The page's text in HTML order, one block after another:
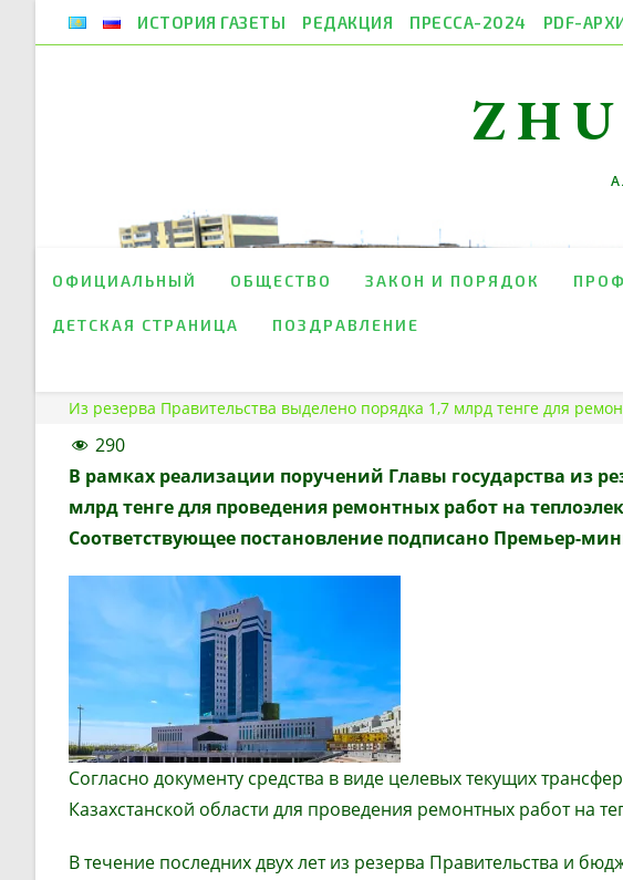
ИСТОРИЯ ГАЗЕТЫ РЕДАКЦИЯ ПРЕССА-2024 PDF-
ОФИЦИАЛЬНЫЙ ОБЩЕСТВО ЗАКОН И ПОРЯДОК
ДЕТСКАЯ СТРАНИЦА ПОЗДРАВЛЕНИЕ
Из резерва Правительства выделено порядка 1,7 млрд тенге для
290
В рамках реализации поручений Главы государства из
млрд тенге для проведения ремонтных работ на
Соответствующее постановление подписано Премьер-
Согласно документу средства в виде целевых текущих
Казахстанской области для проведения ремонтных работ на
В течение последних двух лет из резерва Правительства и